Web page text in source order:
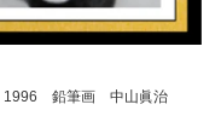
1996 鉛筆画 中山眞治